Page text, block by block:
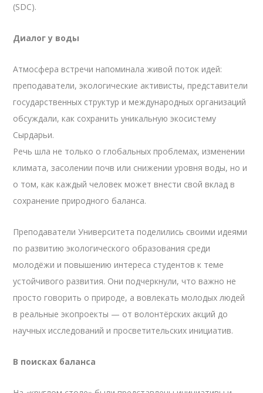
(SDC).
Диалог у воды
Атмосфера встречи напоминала живой поток идей:
преподаватели, экологические активисты, представители
государственных структур и международных организаций
обсуждали, как сохранить уникальную экосистему
Сырдарьи.
Речь шла не только о глобальных проблемах, изменении
климата, засолении почв или снижении уровня воды, но и
о том, как каждый человек может внести свой вклад в
сохранение природного баланса.
Преподаватели Университета поделились своими идеями
по развитию экологического образования среди
молодёжи и повышению интереса студентов к теме
устойчивого развития. Они подчеркнули, что важно не
просто говорить о природе, а вовлекать молодых людей
в реальные экопроекты — от волонтёрских акций до
научных исследований и просветительских инициатив.
В поисках баланса